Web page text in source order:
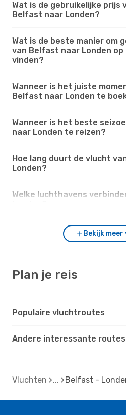
Wat is de gebruikelijke prijs
Belfast naar Londen?
Wat is de beste manier om
van Belfast naar Londen op
vinden?
Wanneer is het juiste
Belfast naar Londen te
Wanneer is het beste
naar Londen te reizen?
Hoe lang duurt de vlucht
Londen?
Welke luchthavens
Bekijk
Plan je reis
Populaire vluchtroutes
Andere interessante routes
Vluchten Belfast -